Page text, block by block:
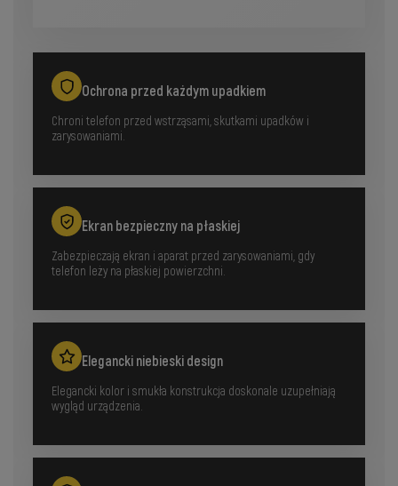
Ochrona przed każdym upadkiem
Chroni telefon przed wstrząsami, skutkami upadków i
zarysowaniami.
Ekran bezpieczny na płaskiej
Zabezpieczają ekran i aparat przed zarysowaniami, gdy
telefon leży na płaskiej powierzchni.
Elegancki niebieski design
Elegancki kolor i smukła konstrukcja doskonale uzupełniają
wygląd urządzenia.